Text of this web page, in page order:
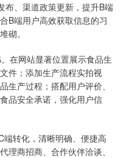
布、渠道政策更新，提升B端
B端用户高效获取信息的习
砌。
在网站显著位置展示食品生
件；添加生产流程实拍视
生产过程；搭配用户评价、
品安全承诺，强化用户信
转化，清晰明确、便捷高
理商招商、合作伙伴洽谈、